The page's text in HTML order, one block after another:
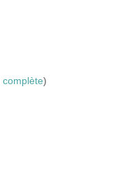
complète)